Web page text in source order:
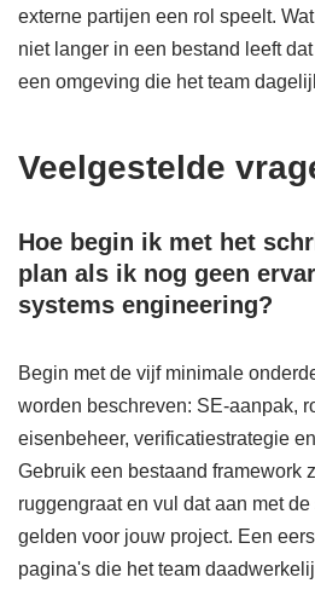
externe partijen een rol speelt.
niet langer in een bestand leeft
een omgeving die het team
Veelgestelde
Hoe begin ik met het
plan als ik nog geen
systems engineering?
Begin met de vijf minimale
worden beschreven: SE-aanpak,
eisenbeheer, verificatiestrategie
Gebruik een bestaand framework
ruggengraat en vul dat aan met
gelden voor jouw project. Een
pagina's die het team